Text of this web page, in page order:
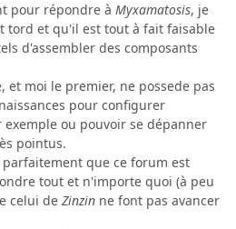
pour répondre à Myxamatosis, je
tord et qu'il est tout à fait faisable
d'assembler des composants
et moi le premier, ne possede pas
pour configurer
ou pouvoir se dépanner
pointus.
que ce forum est
tout et n'importe quoi (à peu
celui de Zinzin ne font pas avancer